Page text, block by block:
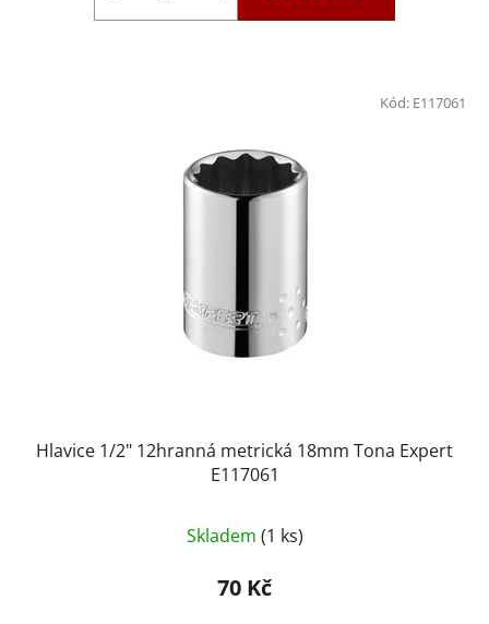
Hlavice 1/2" 12hranná metrická 18mm Tona Expert
E117061
Skladem (1 ks)
70 Kč
Kód: E117061